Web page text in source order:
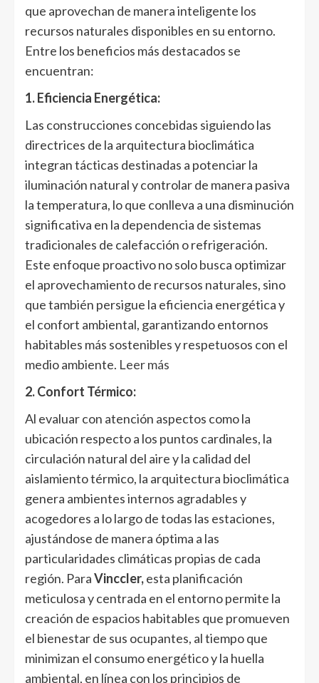
que aprovechan de manera inteligente los
recursos naturales disponibles en su entorno.
Entre los beneficios más destacados se
encuentran:
1. Eficiencia Energética:
Las construcciones concebidas siguiendo las
directrices de la arquitectura bioclimática
integran tácticas destinadas a potenciar la
iluminación natural y controlar de manera pasiva
la temperatura, lo que conlleva a una disminución
significativa en la dependencia de sistemas
tradicionales de calefacción o refrigeración.
Este enfoque proactivo no solo busca optimizar
el aprovechamiento de recursos naturales, sino
que también persigue la eficiencia energética y
el confort ambiental, garantizando entornos
habitables más sostenibles y respetuosos con el
medio ambiente. Leer más
2. Confort Térmico:
Al evaluar con atención aspectos como la
ubicación respecto a los puntos cardinales, la
circulación natural del aire y la calidad del
aislamiento térmico, la arquitectura bioclimática
genera ambientes internos agradables y
acogedores a lo largo de todas las estaciones,
ajustándose de manera óptima a las
particularidades climáticas propias de cada
región. ParaVinccler,esta planificación
meticulosa y centrada en el entorno permite la
creación de espacios habitables que promueven
el bienestar de sus ocupantes, al tiempo que
minimizan el consumo energético y la huella
ambiental, en línea con los principios de